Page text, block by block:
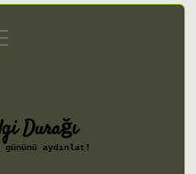
Politikası
Durağı
aydınlat!